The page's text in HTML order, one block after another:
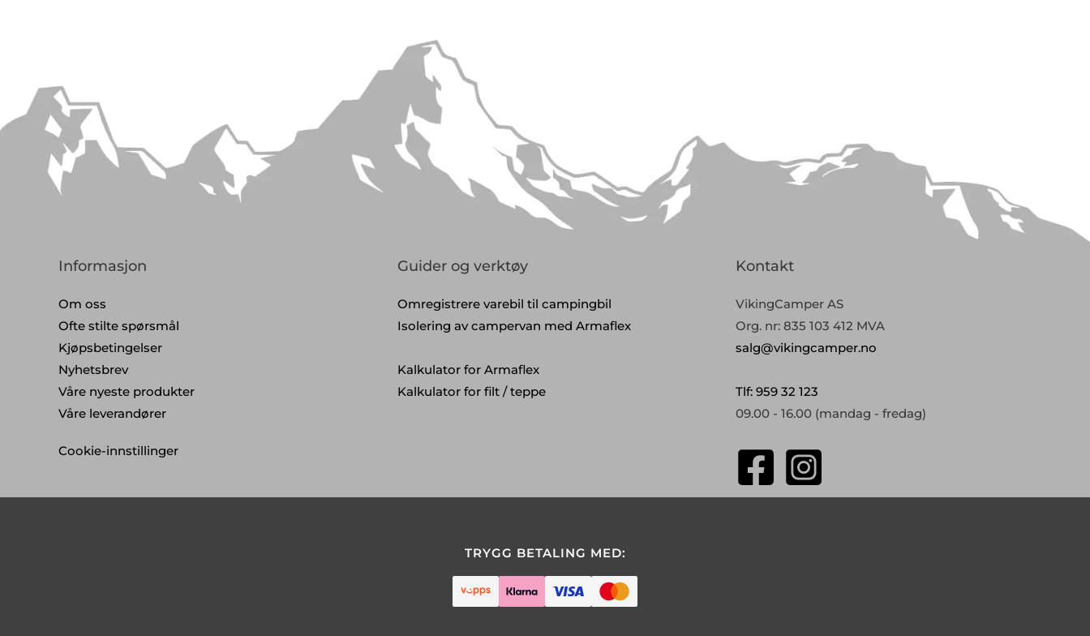
Informasjon
Om oss
Ofte stilte spørsmål
Kjøpsbetingelser
Nyhetsbrev
Våre nyeste produkter
Våre leverandører
Cookie-innstillinger
Guider og verktøy
Omregistrere varebil til campingbil
Isolering av campervan med Armaflex
Kalkulator for Armaflex
Kalkulator for filt / teppe
Kontakt
VikingCamper AS
Org. nr: 835 103 412 MVA
salg@vikingcamper.no
Tlf: 959 32 123
09.00 - 16.00 (mandag - fredag)
TRYGG BETALING MED: